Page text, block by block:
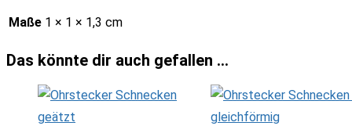
Maße 1 × 1 × 1,3 cm
Das könnte dir auch gefallen …